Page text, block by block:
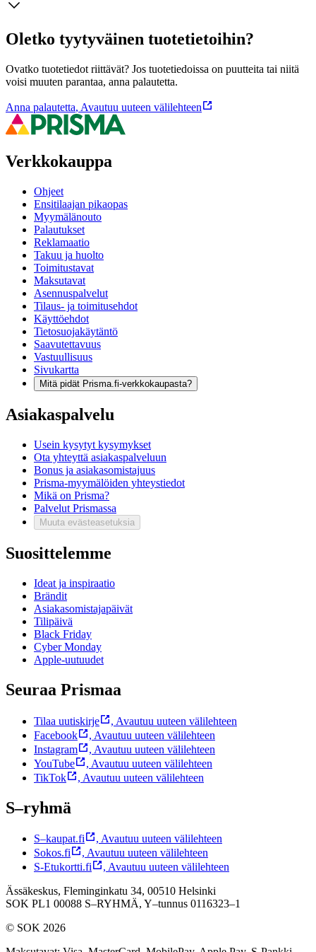
Oletko tyytyväinen tuotetietoihin?
Ovatko tuotetiedot riittävät? Jos tuotetiedoissa on puutteita tai niitä
voisi muuten parantaa, anna palautetta.
Anna palautetta, Avautuu uuteen välilehteen
Verkkokauppa
Ohjeet
Ensitilaajan pikaopas
Myymälänouto
Palautukset
Reklamaatio
Takuu ja huolto
Toimitustavat
Maksutavat
Asennuspalvelut
Tilaus- ja toimitusehdot
Käyttöehdot
Tietosuojakäytäntö
Saavutettavuus
Vastuullisuus
Sivukartta
Mitä pidät Prisma.fi-verkkokaupasta?
Asiakaspalvelu
Usein kysytyt kysymykset
Ota yhteyttä asiakaspalveluun
Bonus ja asiakasomistajuus
Prisma-myymälöiden yhteystiedot
Mikä on Prisma?
Palvelut Prismassa
Muuta evästeasetuksia
Suosittelemme
Ideat ja inspiraatio
Brändit
Asiakasomistajapäivät
Tilipäivä
Black Friday
Cyber Monday
Apple-uutuudet
Seuraa Prismaa
Tilaa uutiskirje , Avautuu uuteen välilehteen
Facebook
, Avautuu uuteen välilehteen
Instagram
, Avautuu uuteen välilehteen
YouTube
, Avautuu uuteen välilehteen
TikTok
, Avautuu uuteen välilehteen
S–ryhmä
S–kaupat.fi , Avautuu uuteen välilehteen
Sokos.fi
, Avautuu uuteen välilehteen
S-Etukortti.fi
, Avautuu uuteen välilehteen
Ässäkeskus, Fleminginkatu 34, 00510 Helsinki
SOK PL1 00088 S–RYHMÄ, Y–tunnus 0116323–1
© SOK 2026